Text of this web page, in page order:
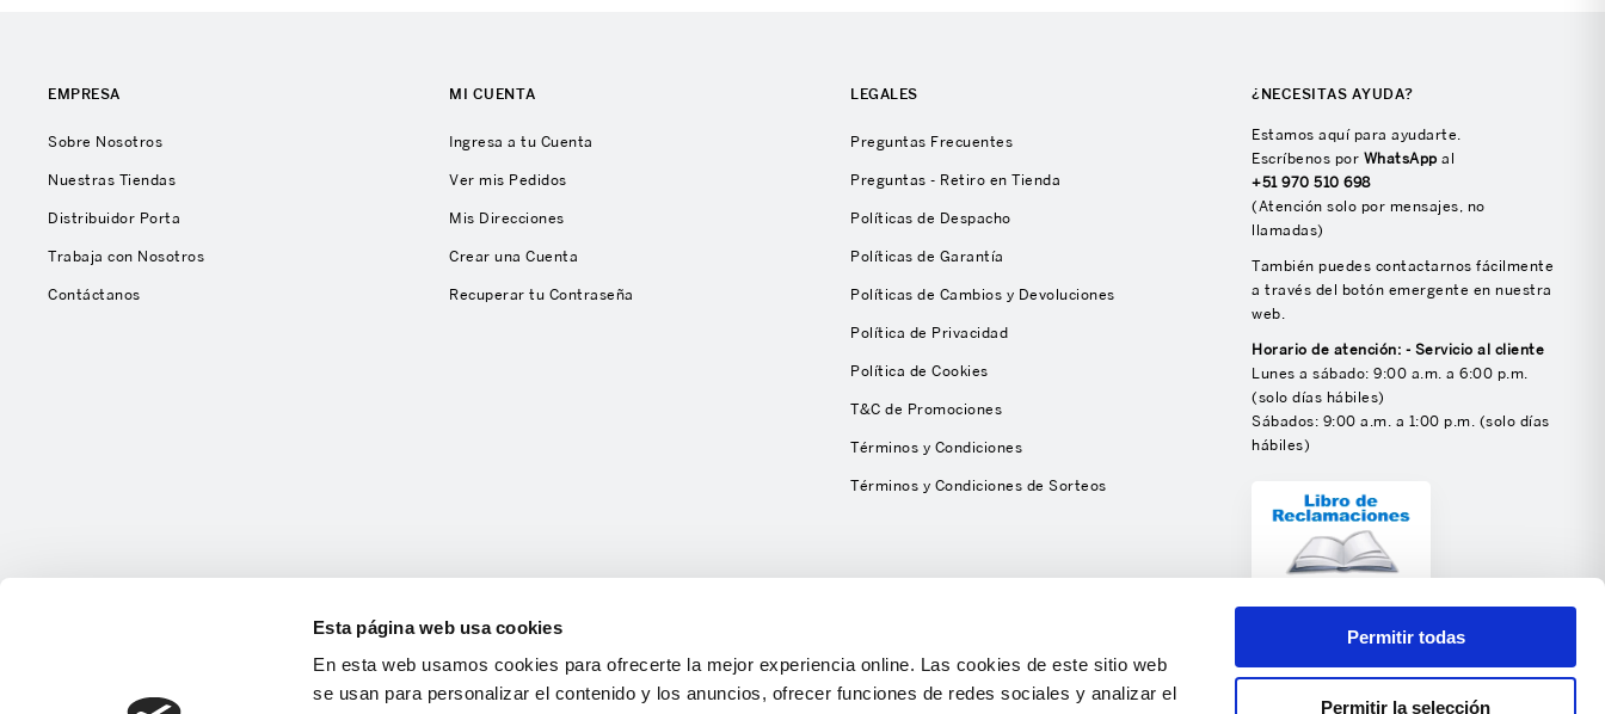
Esta página web usa cookies
En esta web usamos cookies para ofrecerte la mejor experiencia online. Las cookies de este sitio web
se usan para personalizar el contenido y los anuncios, ofrecer funciones de redes sociales y analizar el
Permitir todas
Permitir la selección
EMPRESA
Sobre Nosotros
Nuestras Tiendas
Distribuidor Porta
Trabaja con Nosotros
Contáctanos
MI CUENTA
Ingresa a tu Cuenta
Ver mis Pedidos
Mis Direcciones
Crear una Cuenta
Recuperar tu Contraseña
LEGALES
Preguntas Frecuentes
Preguntas - Retiro en Tienda
Políticas de Despacho
Políticas de Garantía
Políticas de Cambios y Devoluciones
Política de Privacidad
Política de Cookies
T&C de Promociones
Términos y Condiciones
Términos y Condiciones de Sorteos
¿NECESITAS AYUDA?
Estamos aquí para ayudarte.
Escríbenos por WhatsApp al
+51 970 510 698
(Atención solo por mensajes, no
llamadas)
También puedes contactarnos fácilmente
a través del botón emergente en nuestra
web.
Horario de atención: - Servicio al cliente
Lunes a sábado: 9:00 a.m. a 6:00 p.m.
(solo días hábiles)
Sábados: 9:00 a.m. a 1:00 p.m. (solo días
hábiles)